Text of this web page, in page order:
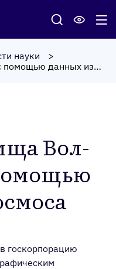
науки
Водохранилища Волги изучат с помощью данных из космоса
Вол­
госкорпорацию